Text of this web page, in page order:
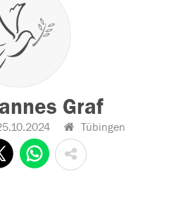
Graf
Tübingen